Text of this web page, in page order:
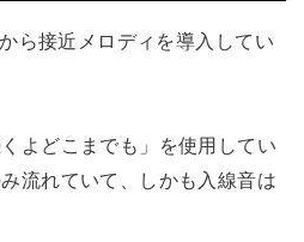
ら接近メロディを導入してい
よどこまでも」を使用してい
流れていて、しかも入線音は